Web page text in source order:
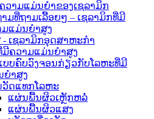
ວາມແມ່ນຍຳຂອງເຊລາມິກ
ມທີ່ຖາມເລື້ອຍໆ – ເຊລາມິກທີ່ມີ
ມແມ່ນຍຳສູງ
- ເຊລາມິກອຸດສາຫະກຳ
ຄວາມແມ່ນຍໍາສູງ
ບບຄົບວົງຈອນກ່ຽວກັບໂລຫະທີ່ມີ
ຍໍາສູງ
ວັດແທກໂລຫະ
ແຜ່ນພື້ນຜິວເຫຼັກຫລໍ່
ແຜ່ນພື້ນຜິວແສງ